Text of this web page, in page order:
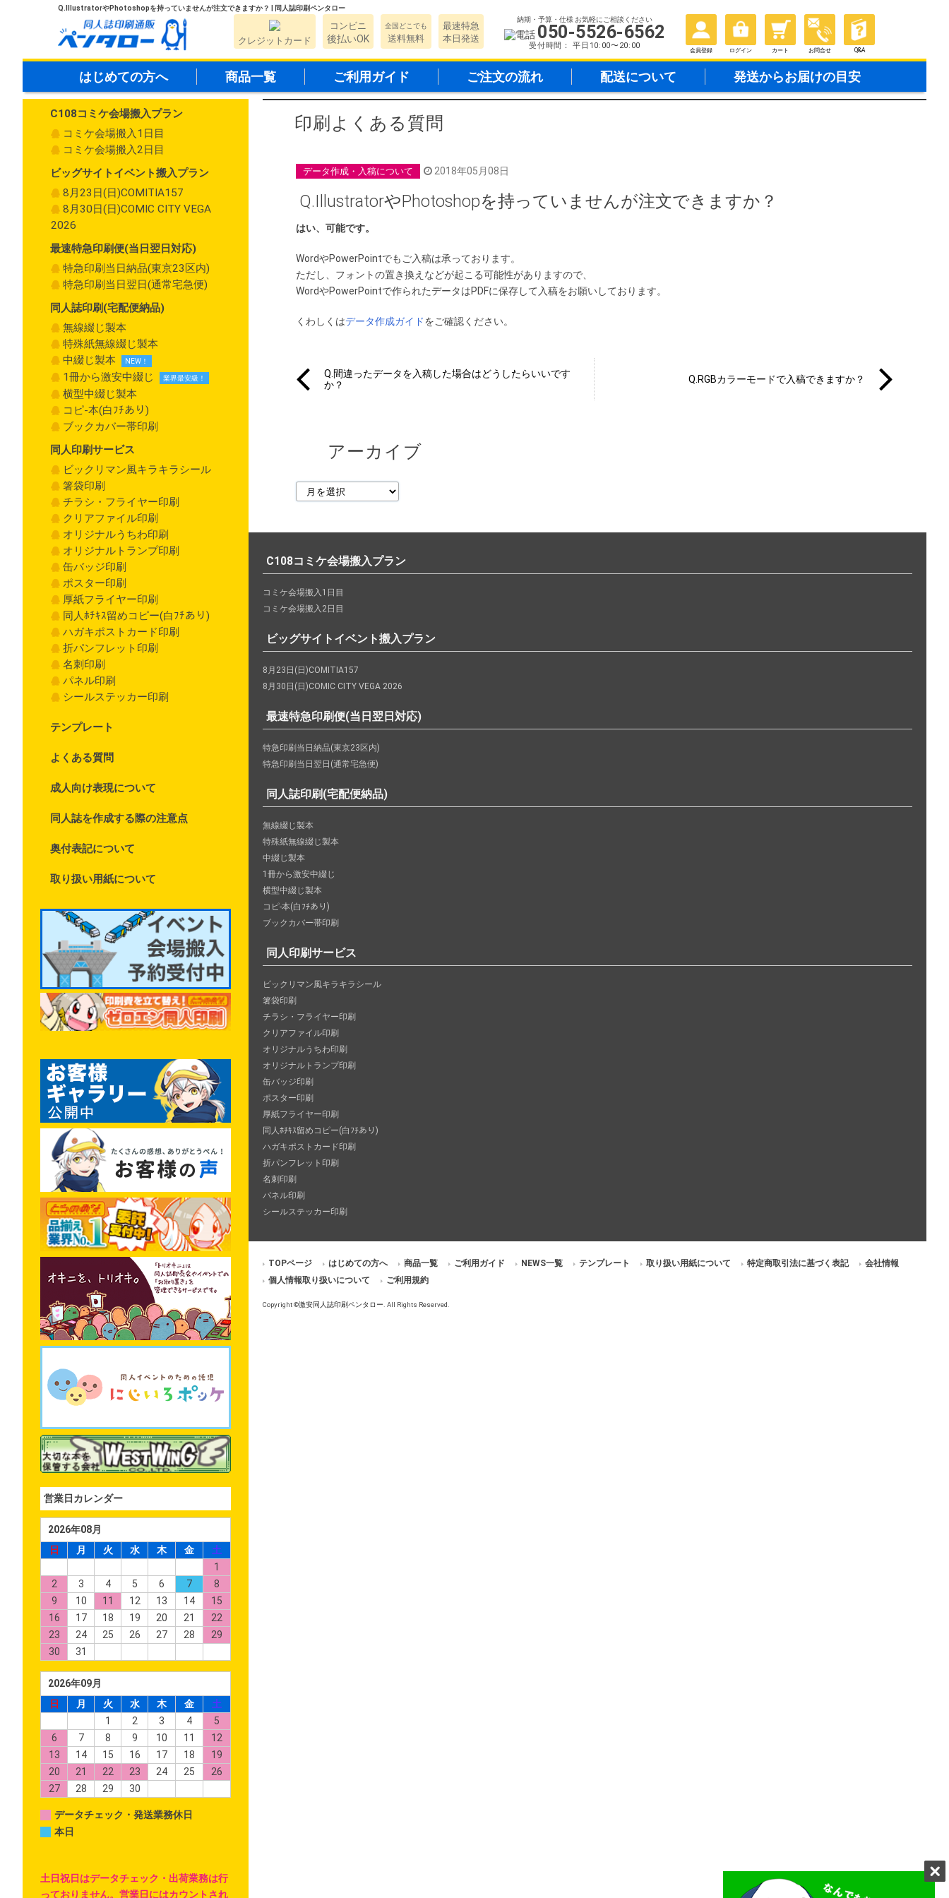
Q.IllustratorやPhotoshopを持っていませんが注文できますか？ | 同人誌印刷ペンタロー
会員登録 ログイン カート お問合せ Q&A
クレジットカード
コンビニ
後払いOK
全国どこでも
送料無料
最速特急
本日発送
納期・予算・仕様 お気軽にご相談ください
050-5526-6562
受付時間： 平日10:00〜20:00
はじめての方へ 商品一覧 ご利用ガイド ご注文の流れ 配送について 発送からお届けの目安
C108コミケ会場搬入プラン
コミケ会場搬入1日目
コミケ会場搬入2日目
ビッグサイトイベント搬入プラン
8月23日(日)COMITIA157
8月30日(日)COMIC CITY VEGA
2026
最速特急印刷便(当日翌日対応)
特急印刷当日納品(東京23区内)
特急印刷当日翌日(通常宅急便)
同人誌印刷(宅配便納品)
無線綴じ製本
特殊紙無線綴じ製本
中綴じ製本
1冊から激安中綴じ
横型中綴じ製本
コピ-本(白ﾌﾁあり)
ブックカバー帯印刷
同人印刷サービス
ビックリマン風キラキラシール
箸袋印刷
チラシ・フライヤー印刷
クリアファイル印刷
オリジナルうちわ印刷
オリジナルトランプ印刷
缶バッジ印刷
ポスター印刷
厚紙フライヤー印刷
同人ﾎﾁｷｽ留めコピー(白ﾌﾁあり)
ハガキポストカード印刷
折パンフレット印刷
名刺印刷
パネル印刷
シールステッカー印刷
テンプレート
よくある質問
成人向け表現について
同人誌を作成する際の注意点
奥付表記について
取り扱い用紙について
営業日カレンダー
2026年08月
日
月 火 水 木 金
土
1
2
3 4 5 6 7
8
9
10 11 12 13 14
15
16
17 18 19 20 21
22
23
24 25 26 27 28
29
30
31
2026年09月
日
月 火 水 木 金
土
1
2 3 4
5
6
7 8 9 10 11
12
13
14 15 16 17 18
19
20
21 22 23 24 25
26
27
28 29 30
データチェック・発送業務休日
本日
土日祝日はデータチェック・出荷業務は行
っておりません。営業日にはカウントされ
印刷よくある質問
データ作成・入稿について 2018年05月08日
Q.IllustratorやPhotoshopを持っていませんが注文できますか？
はい、可能です。
WordやPowerPointでもご入稿は承っております。
ただし、フォントの置き換えなどが起こる可能性がありますので、
WordやPowerPointで作られたデータはPDFに保存して入稿をお願いしております。
くわしくはデータ作成ガイドをご確認ください。
Q.間違ったデータを入稿した場合はどうしたらいいです
か？
Q.RGBカラーモードで入稿できますか？
アーカイブ
C108コミケ会場搬入プラン
コミケ会場搬入1日目
コミケ会場搬入2日目
ビッグサイトイベント搬入プラン
8月23日(日)COMITIA157
8月30日(日)COMIC CITY VEGA 2026
最速特急印刷便(当日翌日対応)
特急印刷当日納品(東京23区内)
特急印刷当日翌日(通常宅急便)
同人誌印刷(宅配便納品)
無線綴じ製本
特殊紙無線綴じ製本
中綴じ製本
1冊から激安中綴じ
横型中綴じ製本
コピ-本(白ﾌﾁあり)
ブックカバー帯印刷
同人印刷サービス
ビックリマン風キラキラシール
箸袋印刷
チラシ・フライヤー印刷
クリアファイル印刷
オリジナルうちわ印刷
オリジナルトランプ印刷
缶バッジ印刷
ポスター印刷
厚紙フライヤー印刷
同人ﾎﾁｷｽ留めコピー(白ﾌﾁあり)
ハガキポストカード印刷
折パンフレット印刷
名刺印刷
パネル印刷
シールステッカー印刷
TOPページ はじめての方へ 商品一覧 ご利用ガイド NEWS一覧 テンプレート 取り扱い用紙について 特定商取引法に基づく表記
会社情報
個人情報取り扱いについて
ご利用規約
Copyright ©激安同人誌印刷ペンタロー . All Rights Reserved.